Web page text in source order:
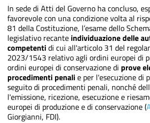
In sede di Atti del Governo ha concluso,
favorevole con una condizione volta al
81 della Costituzione, l’esame dello
legislativo recante individuazione delle
competentidi cui all'articolo 31 del
2023/1543 relativo agli ordini europei di
ordini europei di conservazione di prove
procedimenti penalie per l'esecuzione di
seguito di procedimenti penali, nonché
l'emissione, ricezione, esecuzione e
europei di produzione e di conservazione (
Giorgianni, FDI).